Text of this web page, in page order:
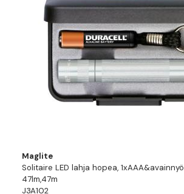
Maglite
Solitaire LED lahja hopea,
47lm,47m
J3A102